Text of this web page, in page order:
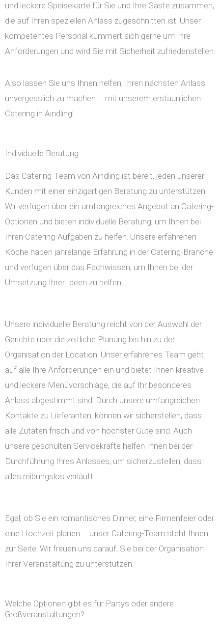
und leckere Speisekarte für Sie und Ihre Gäste zusammen,
die auf Ihren speziellen Anlass zugeschnitten ist. Unser
kompetentes Personal kümmert sich gerne um Ihre
Anforderungen und wird Sie mit Sicherheit zufriedenstellen.
Also lassen Sie uns Ihnen helfen, Ihren nächsten Anlass
unvergesslich zu machen – mit unserem erstaunlichen
Catering in Aindling!
Individuelle Beratung
Das Catering-Team von Aindling ist bereit, jeden unserer
Kunden mit einer einzigartigen Beratung zu unterstützen.
Wir verfügen über ein umfangreiches Angebot an Catering-
Optionen und bieten individuelle Beratung, um Ihnen bei
Ihren Catering-Aufgaben zu helfen. Unsere erfahrenen
Köche haben jahrelange Erfahrung in der Catering-Branche
und verfügen über das Fachwissen, um Ihnen bei der
Umsetzung Ihrer Ideen zu helfen.
Unsere individuelle Beratung reicht von der Auswahl der
Gerichte über die zeitliche Planung bis hin zu der
Organisation der Location. Unser erfahrenes Team geht
auf alle Ihre Anforderungen ein und bietet Ihnen kreative
und leckere Menüvorschläge, die auf Ihr besonderes
Anlass abgestimmt sind. Durch unsere umfangreichen
Kontakte zu Lieferanten, können wir sicherstellen, dass
alle Zutaten frisch und von höchster Güte sind. Auch
unsere geschulten Servicekräfte helfen Ihnen bei der
Durchführung Ihres Anlasses, um sicherzustellen, dass
alles reibungslos verläuft.
Egal, ob Sie ein romantisches Dinner, eine Firmenfeier oder
eine Hochzeit planen – unser Catering-Team steht Ihnen
zur Seite. Wir freuen uns darauf, Sie bei der Organisation
Ihrer Veranstaltung zu unterstützen.
Welche Optionen gibt es für Partys oder andere
Großveranstaltungen?